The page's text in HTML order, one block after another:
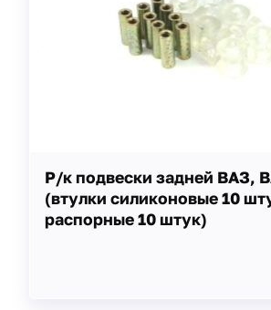
Р/к подвески задней ВАЗ,
(втулки силиконовые 10
распорные 10 штук)